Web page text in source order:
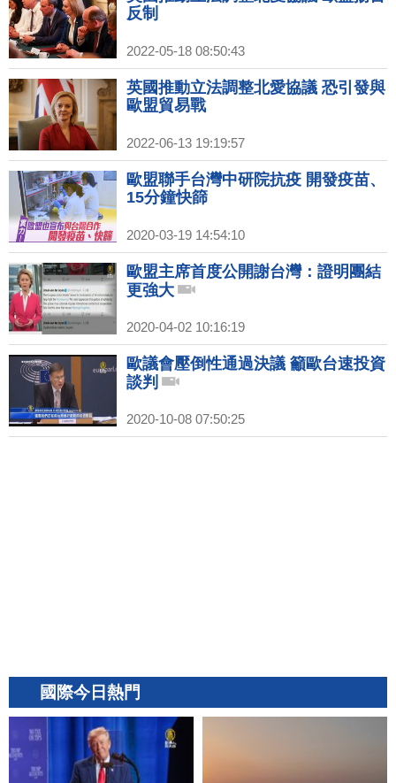
反制
2022-05-18 08:50:43
英國推動立法調整北愛協議 恐引發與
歐盟貿易戰
2022-06-13 19:19:57
歐盟聯手台灣中研院抗疫 開發疫苗、
15分鐘快篩
2020-03-19 14:54:10
歐盟主席首度公開謝台灣：證明團結
更強大
2020-04-02 10:16:19
歐議會壓倒性通過決議 籲歐台速投資
談判
2020-10-08 07:50:25
國際今日熱門